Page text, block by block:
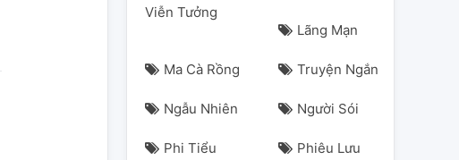
Viễn Tưởng
Lãng Mạn
Ma Cà Rồng Truyện Ngắn
Ngẫu Nhiên Người Sói
Phi Tiểu
Phiêu Lưu